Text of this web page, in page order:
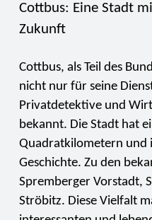
Cottbus: Eine Stadt
Zukunft
Cottbus, als Teil des
nicht nur für seine
Privatdetektive und
bekannt. Die Stadt hat
Quadratkilometern und
Geschichte. Zu den
Spremberger Vorstadt,
Ströbitz. Diese Vielfalt